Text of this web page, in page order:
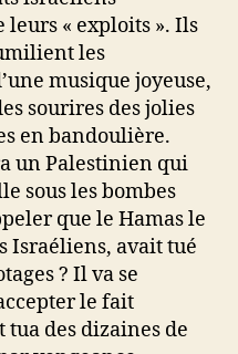
leurs « exploits ». Ils
les
musique joyeuse,
sourires des jolies
en bandoulière.
un Palestinien qui
sous les bombes
que le Hamas le
Israéliens, avait tué
? Il va se
le fait
tua des dizaines de